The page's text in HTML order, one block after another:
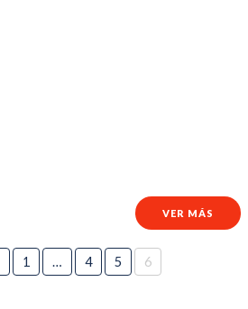
VER MÁS
1 … 4 5 6